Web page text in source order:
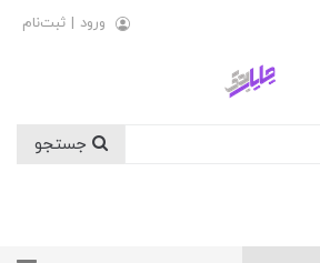
ورود | ثبت‌نام